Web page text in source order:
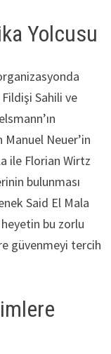
Yolcusu
Sahili ve
Neuer’in
ile Florian Wirtz
bulunması
Said El Mala
bu zorlu
güvenmeyi tercih